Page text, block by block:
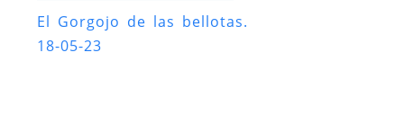
El Gorgojo de las bellotas.
18-05-23